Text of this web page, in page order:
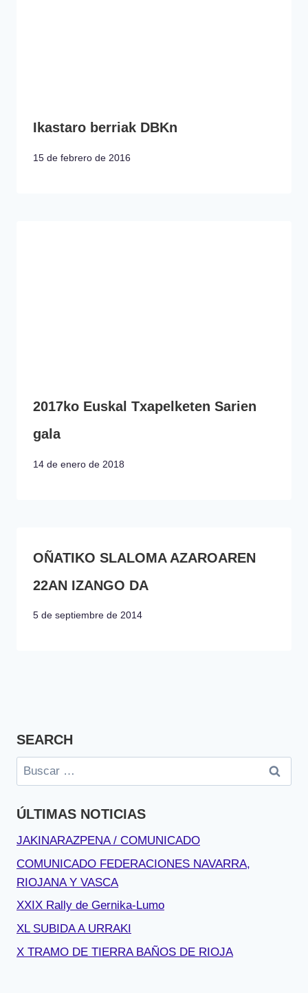
Ikastaro berriak DBKn
15 de febrero de 2016
2017ko Euskal Txapelketen Sarien
gala
14 de enero de 2018
OÑATIKO SLALOMA AZAROAREN
22AN IZANGO DA
5 de septiembre de 2014
SEARCH
Buscar:
ÚLTIMAS NOTICIAS
JAKINARAZPENA / COMUNICADO
COMUNICADO FEDERACIONES NAVARRA,
RIOJANA Y VASCA
XXIX Rally de Gernika-Lumo
XL SUBIDA A URRAKI
X TRAMO DE TIERRA BAÑOS DE RIOJA